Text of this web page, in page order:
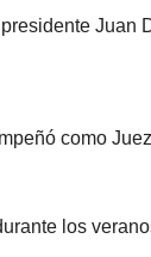
Juan
como
los